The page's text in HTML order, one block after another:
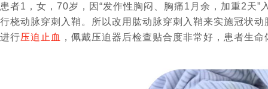
患者1 ，女， 70岁，因 “发作性胸闷、胸痛1 月余，加重2天”
行桡动脉穿刺入鞘。所以改用肱动脉穿刺入鞘来实施冠状
进行压迫止血 ，佩戴压迫器后检查贴合度非常好，患者生